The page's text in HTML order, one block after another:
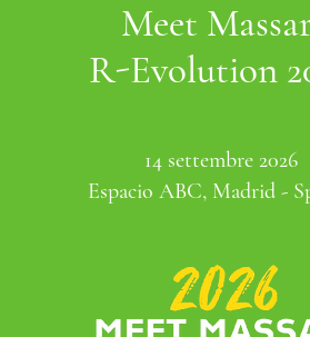
Meet
R-Evolution
14 settembre 2026
Espacio ABC, Madrid -